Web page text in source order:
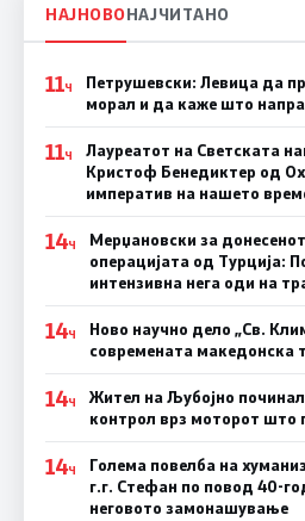
НАЈНОВОНАЈЧИТАНО
11Ч
Петрушевски: Левица да
морал и да каже што
11Ч
Лауреатот на Светската
Кристоф Бенедиктер од
императив на нашето
14Ч
Мерџановски за
операцијата од Турција:
интензивна нега оди на
14Ч
Ново научно дело „Св.
современата македонска
14Ч
Жител на Љубојно
контрол врз моторот што
14Ч
Голема повелба на
г.г. Стефан по повод 40-
неговото замонашување